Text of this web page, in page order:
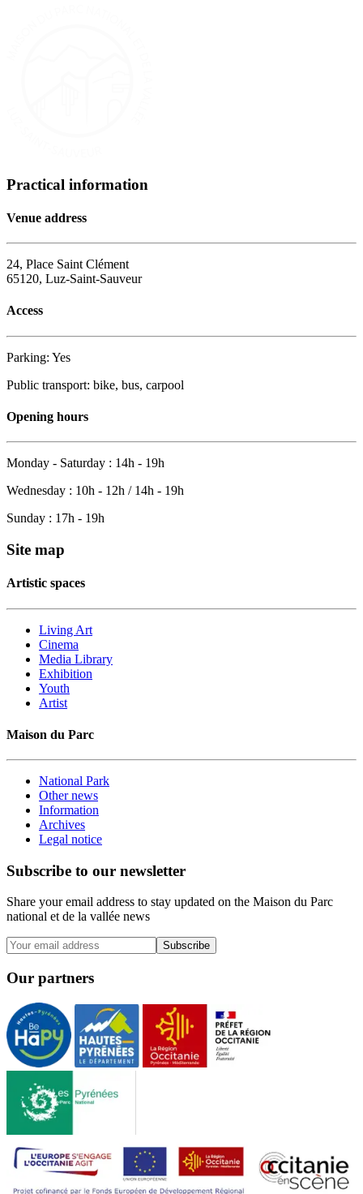
Practical information
Venue address
24, Place Saint Clément
65120, Luz-Saint-Sauveur
Access
Parking: Yes
Public transport: bike, bus, carpool
Opening hours
Monday - Saturday : 14h - 19h
Wednesday : 10h - 12h / 14h - 19h
Sunday : 17h - 19h
Site map
Artistic spaces
Living Art
Cinema
Media Library
Exhibition
Youth
Artist
Maison du Parc
National Park
Other news
Information
Archives
Legal notice
Subscribe to our newsletter
Share your email address to stay updated on the Maison du Parc
national et de la vallée news
Subscribe
Our partners